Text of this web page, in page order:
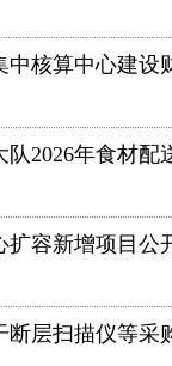
核算中心建设
2026年食材
扩容新增项目公
断层扫描仪等采